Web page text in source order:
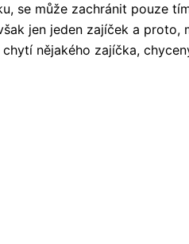
se může zachránit pouze
jen jeden zajíček a proto,
nějakého zajíčka,